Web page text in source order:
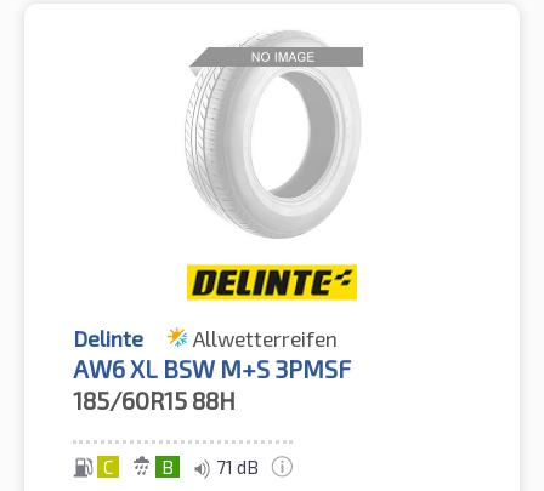
Delinte Allwetterreifen
AW6 XL BSW M+S 3PMSF
185/60R15 88H
C B 71 dB